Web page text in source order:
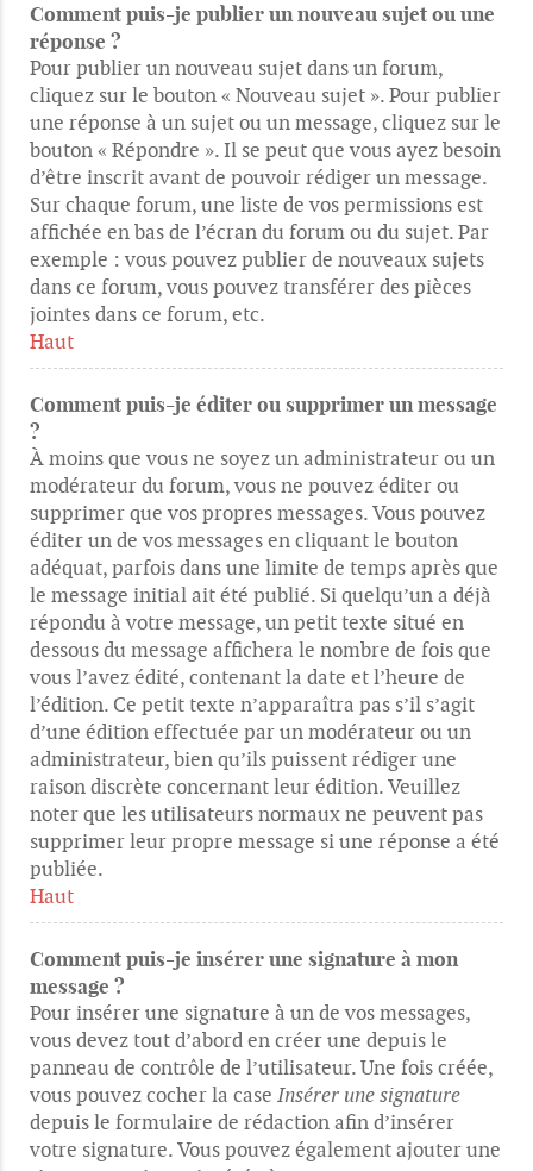
Comment puis-je publier un nouveau sujet ou une
réponse ?
Pour publier un nouveau sujet dans un forum,
cliquez sur le bouton « Nouveau sujet ». Pour publier
une réponse à un sujet ou un message, cliquez sur le
bouton « Répondre ». Il se peut que vous ayez besoin
d’être inscrit avant de pouvoir rédiger un message.
Sur chaque forum, une liste de vos permissions est
affichée en bas de l’écran du forum ou du sujet. Par
exemple : vous pouvez publier de nouveaux sujets
dans ce forum, vous pouvez transférer des pièces
jointes dans ce forum, etc.
Haut
Comment puis-je éditer ou supprimer un message
?
À moins que vous ne soyez un administrateur ou un
modérateur du forum, vous ne pouvez éditer ou
supprimer que vos propres messages. Vous pouvez
éditer un de vos messages en cliquant le bouton
adéquat, parfois dans une limite de temps après que
le message initial ait été publié. Si quelqu’un a déjà
répondu à votre message, un petit texte situé en
dessous du message affichera le nombre de fois que
vous l’avez édité, contenant la date et l’heure de
l’édition. Ce petit texte n’apparaîtra pas s’il s’agit
d’une édition effectuée par un modérateur ou un
administrateur, bien qu’ils puissent rédiger une
raison discrète concernant leur édition. Veuillez
noter que les utilisateurs normaux ne peuvent pas
supprimer leur propre message si une réponse a été
publiée.
Haut
Comment puis-je insérer une signature à mon
message ?
Pour insérer une signature à un de vos messages,
vous devez tout d’abord en créer une depuis le
panneau de contrôle de l’utilisateur. Une fois créée,
vous pouvez cocher la case Insérer une signature
depuis le formulaire de rédaction afin d’insérer
votre signature. Vous pouvez également ajouter une